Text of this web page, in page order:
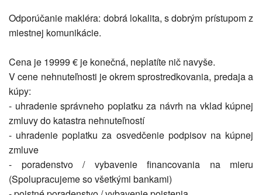
Odporúčanie makléra: dobrá lokalita, s dobrým prístupom z
miestnej komunikácie.
Cena je 19999 € je konečná, neplatíte nič navyše.
V cene nehnuteľnosti je okrem sprostredkovania, predaja a
kúpy:
- uhradenie správneho poplatku za návrh na vklad kúpnej
zmluvy do katastra nehnuteľností
- uhradenie poplatku za osvedčenie podpisov na kúpnej
zmluve
- poradenstvo / vybavenie financovania na mieru
(Spolupracujeme so všetkými bankami)